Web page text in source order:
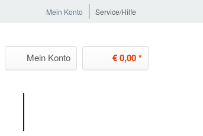
Mein Konto Service/Hilfe
Mein Konto € 0,00 *